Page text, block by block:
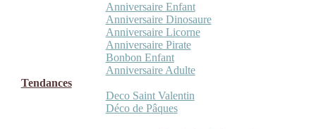
Anniversaire Enfant
Anniversaire Dinosaure
Anniversaire Licorne
Anniversaire Pirate
Bonbon Enfant
Anniversaire Adulte
Tendances
Deco Saint Valentin
Déco de Pâques